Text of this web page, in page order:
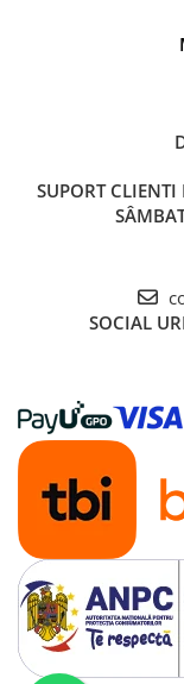
SUPORT CLIENTI
SOCIAL